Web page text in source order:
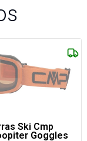
Ski Cmp
Goggles